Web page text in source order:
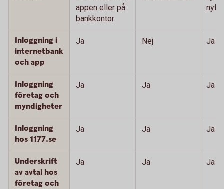
appen eller på
bankkontor
Inloggning i
internetbank
och app
Ja Nej Ja
Inloggning
företag och
myndigheter
Ja Ja Ja
Inloggning
hos 1177.se
Ja Ja Ja
Underskrift
av avtal hos
företag och
Ja Ja Ja